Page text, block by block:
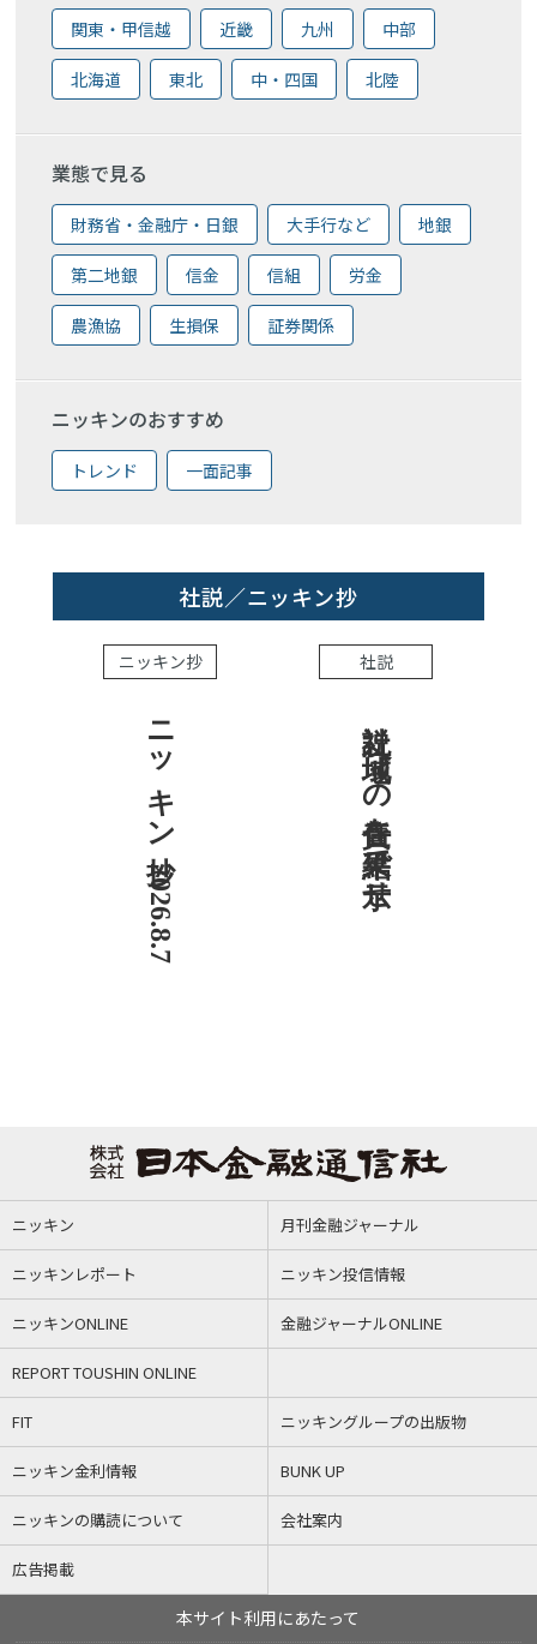
関東・甲信越 近畿 九州 中部
北海道 東北 中・四国 北陸
業態で見る
財務省・金融庁・日銀 大手行など 地銀
第二地銀 信金 信組 労金
農漁協 生損保 証券関係
ニッキンのおすすめ
トレンド 一面記事
社説／ニッキン抄
ニッキン抄
ニッキン抄 2026.8.7
社説
社説 地域への責任を結果で示せ
ニッキン 月刊金融ジャーナル
ニッキンレポート ニッキン投信情報
ニッキンONLINE 金融ジャーナルONLINE
REPORT TOUSHIN ONLINE
FIT ニッキングループの出版物
ニッキン金利情報 BUNK UP
ニッキンの購読について 会社案内
広告掲載
本サイト利用にあたって